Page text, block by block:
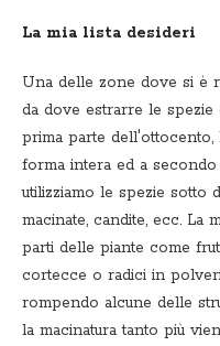
La mia lista desideri
Una delle zone dove si è
da dove estrarre le
prima parte
forma intera ed a
utilizziamo le spezie sotto
macinate, candite, ecc. La
parti delle piante come
cortecce o radici in
rompendo alcune delle
la macinatura tanto più